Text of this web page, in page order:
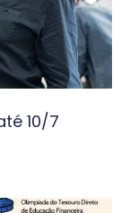
10/7